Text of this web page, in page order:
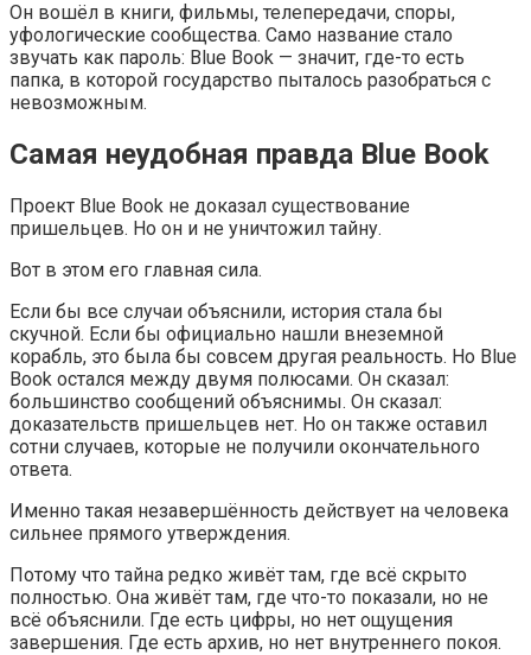
Он вошёл в книги, фильмы, телепередачи, споры,
уфологические сообщества. Само название стало
звучать как пароль: Blue Book — значит, где-то есть
папка, в которой государство пыталось разобраться с
невозможным.
Самая неудобная правда Blue Book
Проект Blue Book не доказал существование
пришельцев. Но он и не уничтожил тайну.
Вот в этом его главная сила.
Если бы все случаи объяснили, история стала бы
скучной. Если бы официально нашли внеземной
корабль, это была бы совсем другая реальность. Но Blue
Book остался между двумя полюсами. Он сказал:
большинство сообщений объяснимы. Он сказал:
доказательств пришельцев нет. Но он также оставил
сотни случаев, которые не получили окончательного
ответа.
Именно такая незавершённость действует на человека
сильнее прямого утверждения.
Потому что тайна редко живёт там, где всё скрыто
полностью. Она живёт там, где что-то показали, но не
всё объяснили. Где есть цифры, но нет ощущения
завершения. Где есть архив, но нет внутреннего покоя.